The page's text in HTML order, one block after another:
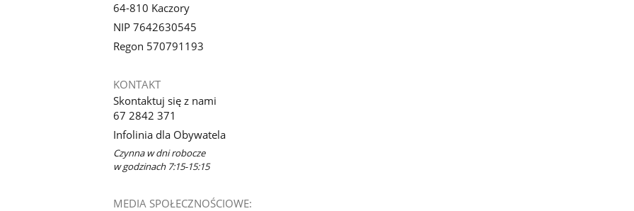
64-810 Kaczory
NIP 7642630545
Regon 570791193
KONTAKT
Skontaktuj się z nami
67 2842 371
Infolinia dla Obywatela
Czynna w dni robocze
w godzinach 7:15-15:15
MEDIA SPOŁECZNOŚCIOWE: